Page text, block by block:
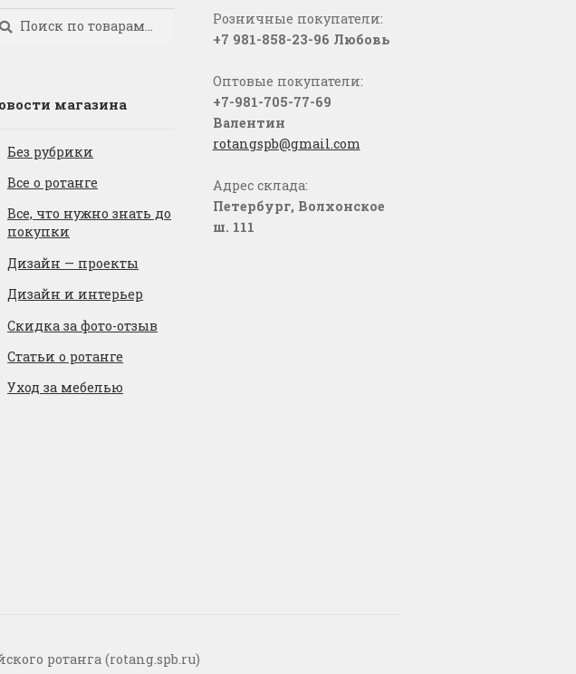
магазина
Без рубрики
Все о ротанге
Все, что нужно знать до
покупки
Дизайн — проекты
Дизайн и интерьер
Скидка за фото-отзыв
Статьи о ротанге
Уход за мебелью
Розничные покупатели:
+7 981-858-23-96 Любовь
Оптовые покупатели:
+7-981-705-77-69
Валентин
rotangspb@gmail.com
Адрес склада:
Петербург, Волхонское
ш. 111
ротанга (rotang.spb.ru)